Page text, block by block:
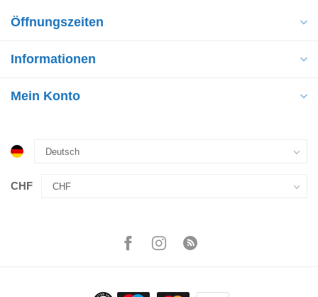
Öffnungszeiten
Informationen
Mein Konto
CHF